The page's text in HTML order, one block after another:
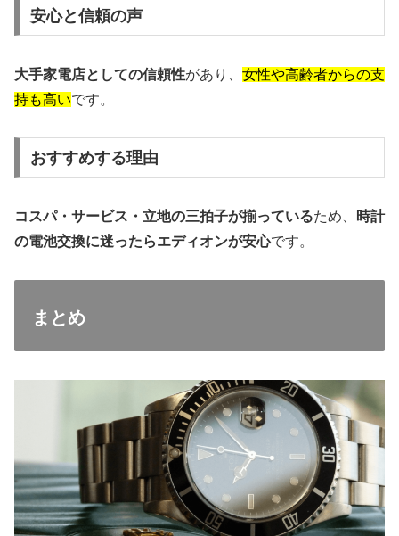
安心と信頼の声
大手家電店としての信頼性があり、 女性や高齢者からの支
持も高いです。
おすすめする理由
コスパ・サービス・立地の三拍子が揃っているため、
時計
の電池交換に迷ったらエディオンが安心です。
まとめ